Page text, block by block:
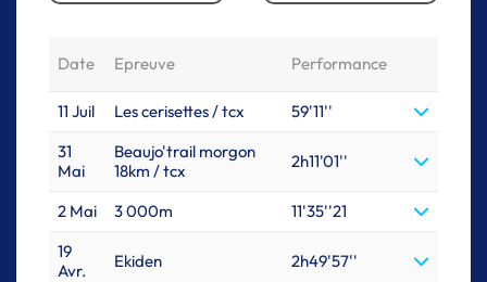
Date Epreuve Performance
11 Juil Les cerisettes / tcx
59'11''
31
Mai
Beaujo'trail morgon
18km / tcx
2h11'01''
2 Mai 3 000m
11'35''21
19
Avr.
Ekiden 2h49'57''